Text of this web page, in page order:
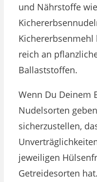
und Nährstoffe
reich an
Ballaststoffen.
Wenn Du Deinem
Nudelsorten
sicherzustellen,
jeweiligen
Getreidesorten